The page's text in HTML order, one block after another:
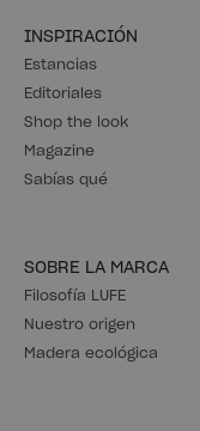
INSPIRACIÓN
Estancias
Editoriales
Shop the look
Magazine
Sabías qué
SOBRE LA MARCA
Filosofía LUFE
Nuestro origen
Madera ecológica